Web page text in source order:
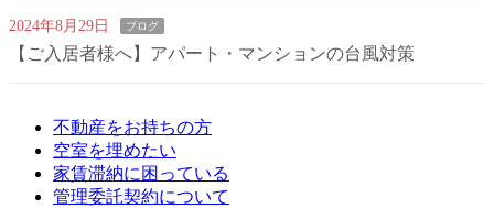
2024年8月29日 ブログ
【ご入居者様へ】アパート・マンションの台風対策
不動産をお持ちの方
空室を埋めたい
家賃滞納に困っている
管理委託契約について